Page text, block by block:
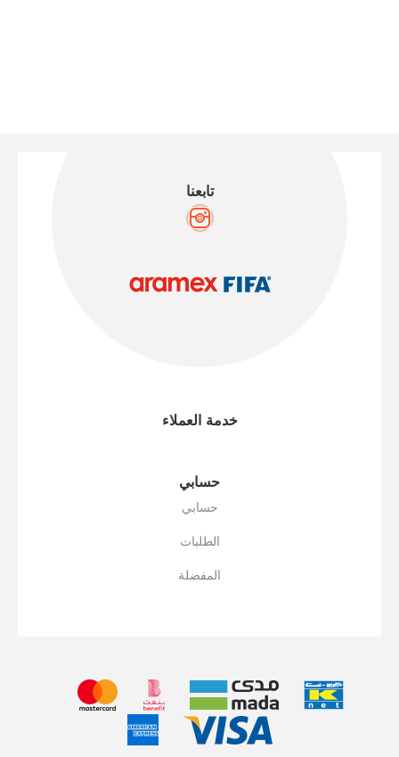
تابعنا
خدمة العملاء
حسابي
حسابي
الطلبات
المفضلة